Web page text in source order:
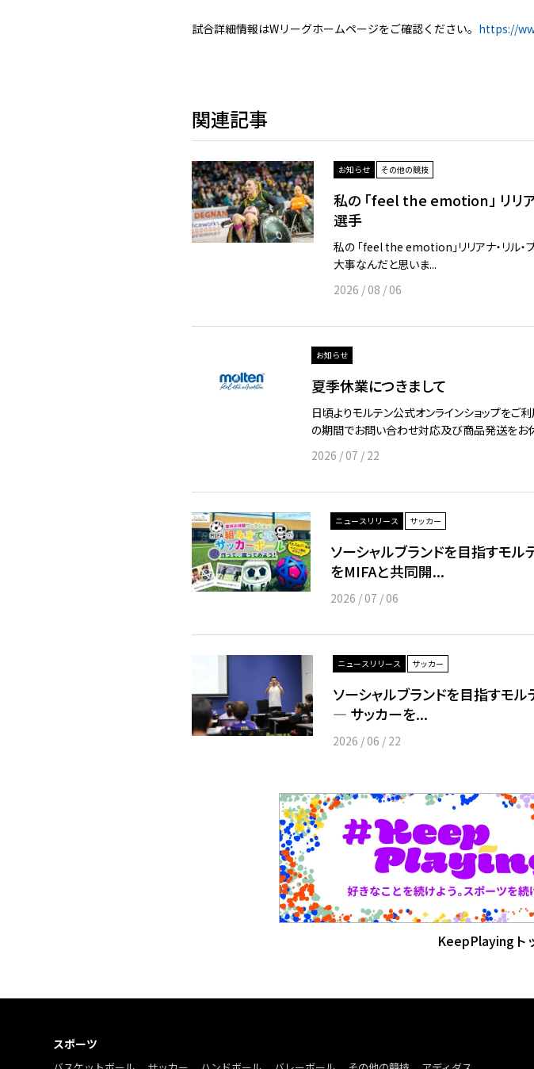
試合詳細情報はWリーグホームページをご確認ください。 https://
関連記事
お知らせ その他の競技
私の 「feel the emotion」 リリ
選手
私の 「feel the emotion」リリアナ・リル・
大事なんだと思いま...
2026 / 08 / 06
お知らせ
夏季休業につきまして
日頃よりモルテン公式オンラインショップをご
の期間でお問い合わせ対応及び商品発送をお
2026 / 07 / 22
ニュースリリース サッカー
ソーシャルブランドを目指すモル
をMIFAと共同開...
2026 / 07 / 06
ニュースリリース サッカー
ソーシャルブランドを目指すモ
― サッカーを...
2026 / 06 / 22
KeepPlayingト
スポーツ